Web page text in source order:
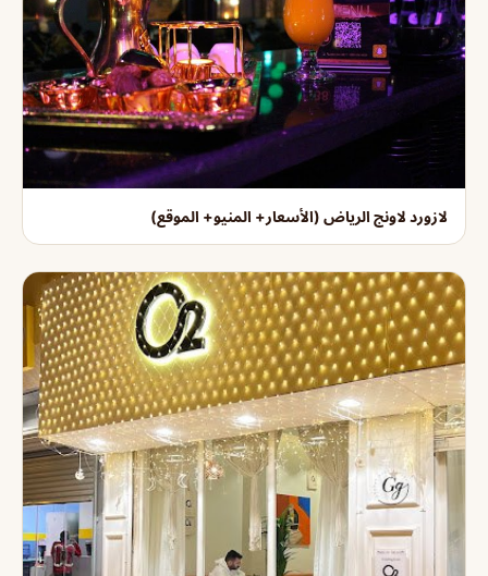
لازورد لاونج الرياض (الأسعار+ المنيو+ الموقع)